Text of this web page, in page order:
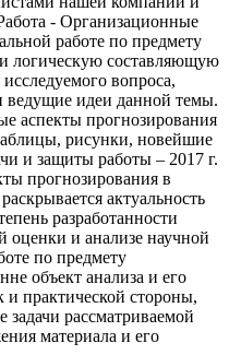
- Организационные
работе по предмету
логическую составляющую
вопроса,
идеи данной темы.
аспекты прогнозирования
рисунки, новейшие
и защиты работы – 2017 г.
прогнозирования в
актуальность
разработанности
оценки и анализе научной
по предмету
объект анализа и его
и практической стороны,
задачи рассматриваемой
материала и его